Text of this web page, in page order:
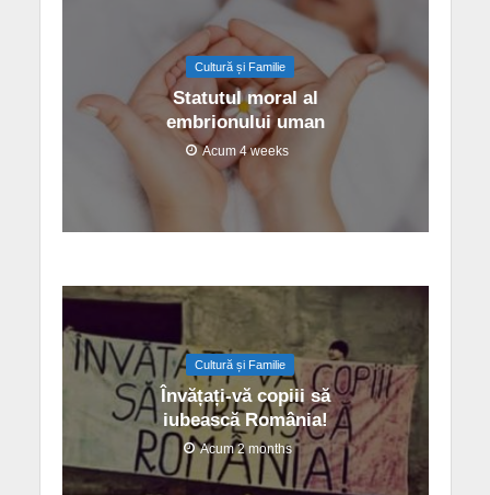
Cultură și Familie
Statutul moral al
embrionului uman
Acum 4 weeks
Cultură și Familie
Învățați-vă copiii să
iubească România!
Acum 2 months